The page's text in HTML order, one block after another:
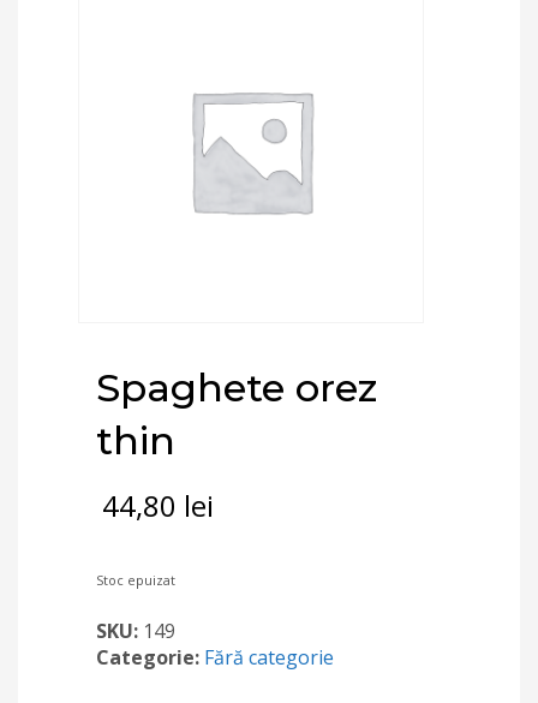
Spaghete orez
thin
44,80 lei
Stoc epuizat
SKU: 149
Categorie: Fără categorie